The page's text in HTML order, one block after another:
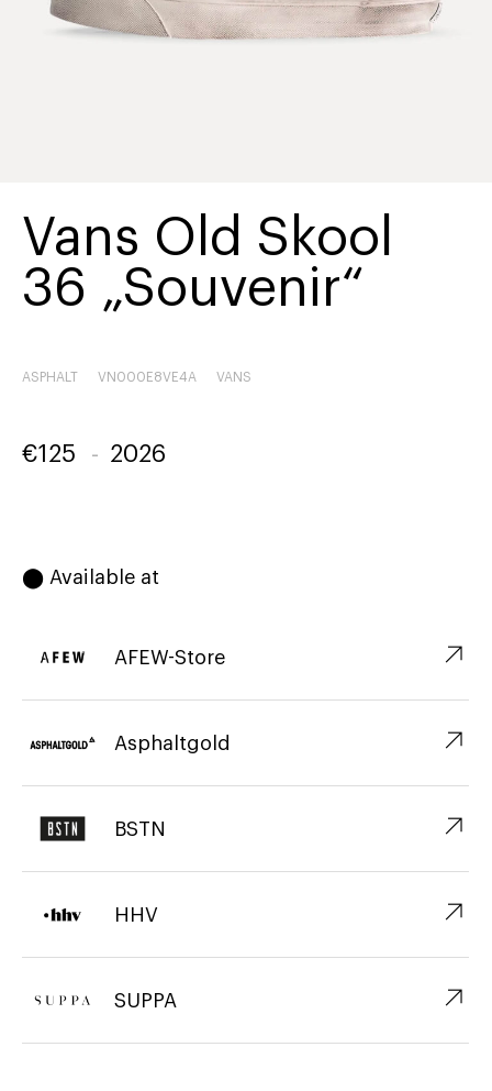
Vans Old Skool
36 „Souvenir“
ASPHALT VN000E8VE4A VANS
€125 - 2026
⬤ Available at
AFEW-Store ↗︎
Asphaltgold ↗︎
BSTN ↗︎
HHV ↗︎
SUPPA ↗︎